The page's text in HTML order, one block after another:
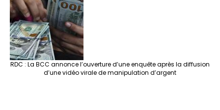
RDC : La BCC annonce l’ouverture d’une enquête après la diffusion
d’une vidéo virale de manipulation d’argent